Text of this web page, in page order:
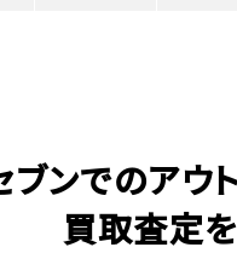
ブンでのアウ
買取査定